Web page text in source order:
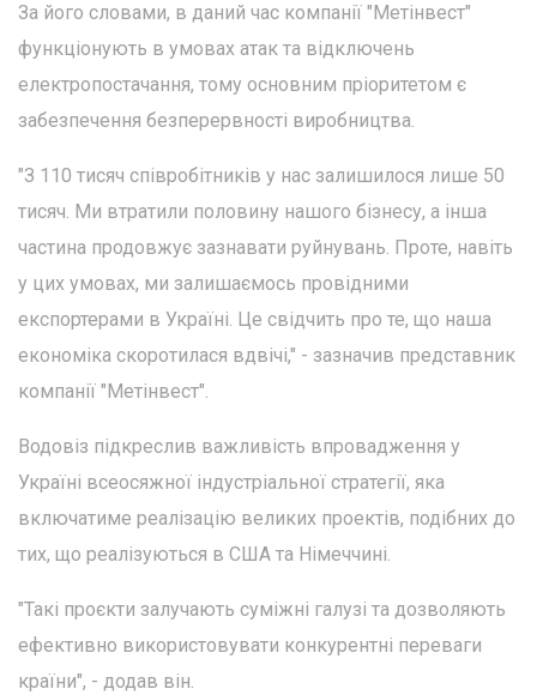
За його словами, в даний час компанії "Метінвест"
функціонують в умовах атак та відключень
електропостачання, тому основним пріоритетом є
забезпечення безперервності виробництва.
"З 110 тисяч співробітників у нас залишилося лише 50
тисяч. Ми втратили половину нашого бізнесу, а інша
частина продовжує зазнавати руйнувань. Проте, навіть
у цих умовах, ми залишаємось провідними
експортерами в Україні. Це свідчить про те, що наша
економіка скоротилася вдвічі," - зазначив представник
компанії "Метінвест".
Водовіз підкреслив важливість впровадження у
Україні всеосяжної індустріальної стратегії, яка
включатиме реалізацію великих проектів, подібних до
тих, що реалізуються в США та Німеччині.
"Такі проєкти залучають суміжні галузі та дозволяють
ефективно використовувати конкурентні переваги
країни", - додав він.